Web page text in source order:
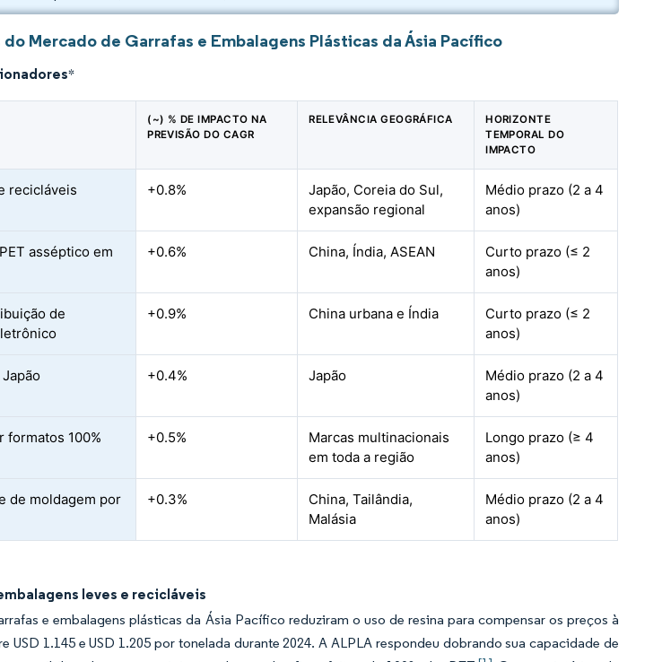
Mercado de Garrafas e Embalagens Plásticas da Ásia Pacífico
*
(~) % DE IMPACTO NA
PREVISÃO DO CAGR
RELEVÂNCIA GEOGRÁFICA
HORIZONTE
TEMPORAL DO
IMPACTO
recicláveis +0.8%
Japão, Coreia do Sul,
expansão regional
Médio prazo (2 a 4
anos)
asséptico em
+0.6% China, Índia, ASEAN
Curto prazo (≤ 2
anos)
de
+0.9% China urbana e Índia
Curto prazo (≤ 2
anos)
+0.4% Japão
Médio prazo (2 a 4
anos)
formatos 100%
+0.5%
Marcas multinacionais
em toda a região
Longo prazo (≥ 4
anos)
de moldagem por
+0.3%
China, Tailândia,
Malásia
Médio prazo (2 a 4
anos)
leves e recicláveis
e embalagens plásticas da Ásia Pacífico reduziram o uso de resina para compensar os preços à
USD 1.145 e USD 1.205 por tonelada durante 2024. A ALPLA respondeu dobrando sua capacidade de